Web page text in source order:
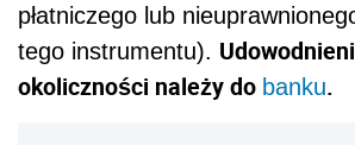
płatniczego lub
tego instrumentu).
okoliczności należy do banku.